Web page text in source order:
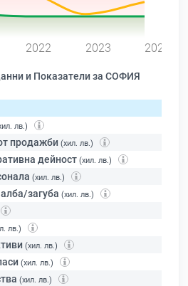
2022 2023 2024
и Показатели за СОФИЯ
лв.)
продажби (хил. лв.)
дейност (хил. лв.)
(хил. лв.)
загуба (хил. лв.)
лв.)
(хил. лв.)
(хил. лв.)
(хил. лв.)